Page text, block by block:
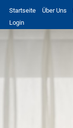
Startseite Über Uns
Login